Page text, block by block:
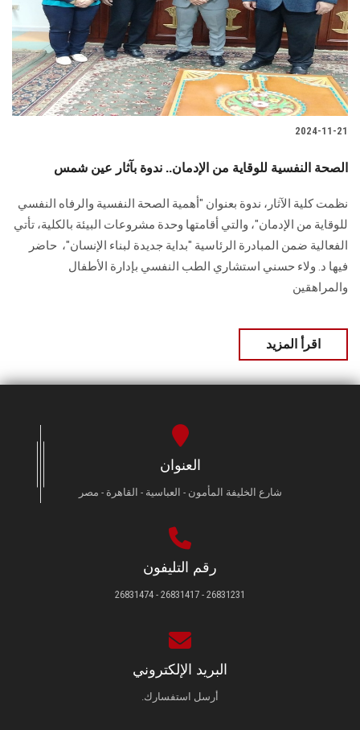
الطلاب
هيئة التدريس
الدراسات العليا
الزائـرون
سجل الان
2024-11-21
الصحة النفسية للوقاية من الإدمان.. ندوة بآثار عين شمس
نظمت كلية الآثار، ندوة بعنوان "أهمية الصحة النفسية والرفاه النفسي
للوقاية ‏من الإدمان"، والتي أقامتها وحدة مشروعات البيئة بالكلية، تأتي
الفعالية ضمن ‏المبادرة الرئاسية "بداية جديدة لبناء الإنسان"، ‏ حاضر
فيها د. ولاء حسني استشاري الطب النفسي بإدارة الأطفال
والمراهقين ‏
اقرأ المزيد
العنوان
شارع الخليفة المأمون - العباسية - القاهرة - مصر
رقم التليفون
26831231 - 26831417 - 26831474
البريد الإلكتروني
أرسل استفسارك.